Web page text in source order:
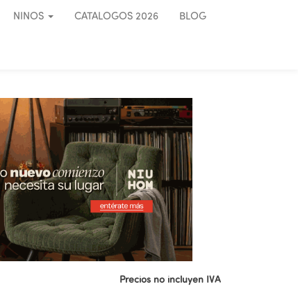
NINOS CATALOGOS 2026 BLOG
Precios no incluyen IVA